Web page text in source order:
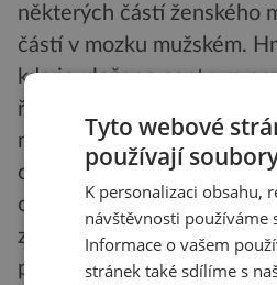
některých částí ženského
částí v mozku mužském.
kde je uloženo centrum
řešení problémů, je u žen v
mužskému mozku větší.
oblast pro krátkodobou
orientaci. Ve studii je též
zpracování emocí používají
pravou stranu mozku.
Tyto webové
používají
K personalizaci obsahu,
návštěvnosti používáme
Informace o vašem
stránek také sdílíme s